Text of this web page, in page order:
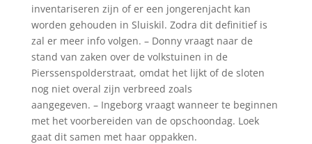
inventariseren zijn of er een jongerenjacht kan
worden gehouden in Sluiskil. Zodra dit definitief is
zal er meer info volgen. – Donny vraagt naar de
stand van zaken over de volkstuinen in de
Pierssenspolderstraat, omdat het lijkt of de sloten
nog niet overal zijn verbreed zoals
aangegeven. – Ingeborg vraagt wanneer te beginnen
met het voorbereiden van de opschoondag. Loek
gaat dit samen met haar oppakken.